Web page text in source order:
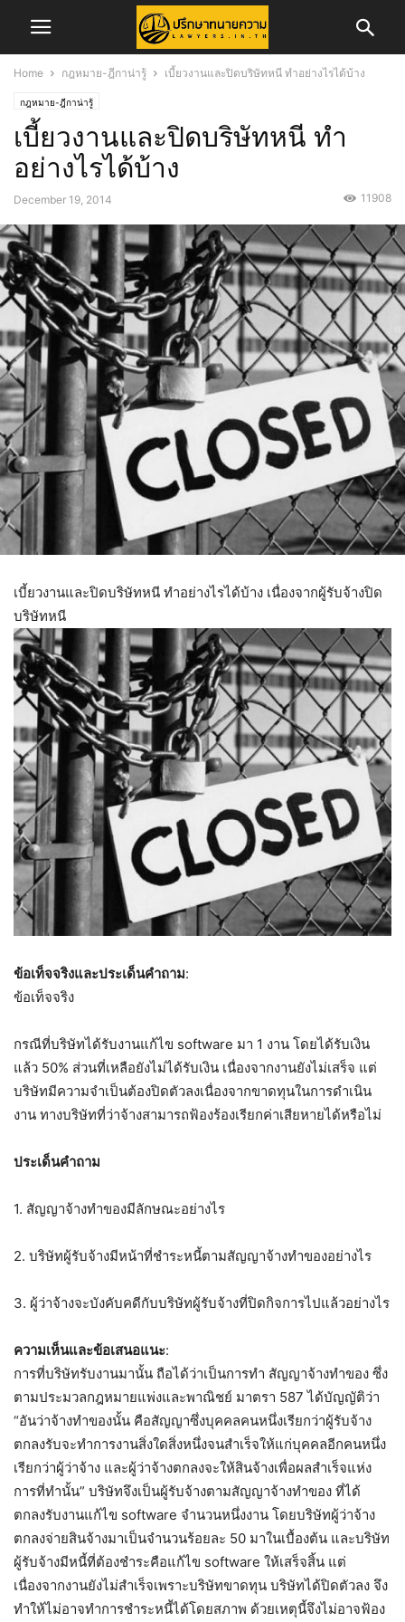
Home กฎหมาย-ฎีกาน่ารู้ เบี้ยวงานและปิดบริษัทหนี ทำอย่างไรได้บ้าง
กฎหมาย-ฎีกาน่ารู้
เบี้ยวงานและปิดบริษัทหนี ทำ
อย่างไรได้บ้าง
December 19, 2014 11908
เบี้ยวงานและปิดบริษัทหนี ทำอย่างไรได้บ้าง เนื่องจากผู้รับจ้างปิด
บริษัทหนี
ข้อเท็จจริงและประเด็นคำถาม:
ข้อเท็จจริง
กรณีที่บริษัทได้รับงานแก้ไข software มา 1 งาน โดยได้รับเงิน
แล้ว 50% ส่วนที่เหลือยังไม่ได้รับเงิน เนื่องจากงานยังไม่เสร็จ แต่
บริษัทมีความจำเป็นต้องปิดตัวลงเนื่องจากขาดทุนในการดำเนิน
งาน ทางบริษัทที่ว่าจ้างสามารถฟ้องร้องเรียกค่าเสียหายได้หรือไม่
ประเด็นคำถาม
1. สัญญาจ้างทำของมีลักษณะอย่างไร
2. บริษัทผู้รับจ้างมีหน้าที่ชำระหนี้ตามสัญญาจ้างทำของอย่างไร
3. ผู้ว่าจ้างจะบังคับคดีกับบริษัทผู้รับจ้างที่ปิดกิจการไปแล้วอย่างไร
ความเห็นและข้อเสนอแนะ:
การที่บริษัทรับงานมานั้น ถือได้ว่าเป็นการทำ สัญญาจ้างทำของ ซึ่ง
ตามประมวลกฎหมายแพ่งและพาณิชย์ มาตรา 587 ได้บัญญัติว่า
“อันว่าจ้างทำของนั้น คือสัญญาซึ่งบุคคลคนหนึ่งเรียกว่าผู้รับจ้าง
ตกลงรับจะทำการงานสิ่งใดสิ่งหนึ่งจนสำเร็จให้แก่บุคคลอีกคนหนึ่ง
เรียกว่าผู้ว่าจ้าง และผู้ว่าจ้างตกลงจะให้สินจ้างเพื่อผลสำเร็จแห่ง
การที่ทำนั้น” บริษัทจึงเป็นผู้รับจ้างตามสัญญาจ้างทำของ ที่ได้
ตกลงรับงานแก้ไข software จำนวนหนึ่งงาน โดยบริษัทผู้ว่าจ้าง
ตกลงจ่ายสินจ้างมาเป็นจำนวนร้อยละ 50 มาในเบื้องต้น และบริษัท
ผู้รับจ้างมีหนี้ที่ต้องชำระคือแก้ไข software ให้เสร็จสิ้น แต่
เนื่องจากงานยังไม่สำเร็จเพราะบริษัทขาดทุน บริษัทได้ปิดตัวลง จึง
ทำให้ไม่อาจทำการชำระหนี้ได้โดยสภาพ ด้วยเหตุนี้จึงไม่อาจฟ้อง